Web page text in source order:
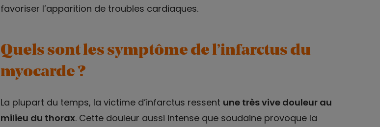
favoriser l’apparition de troubles cardiaques.
Quels sont les symptôme de l’infarctus du
myocarde ?
La plupart du temps, la victime d’infarctus ressent une très vive douleur au
milieu du thorax. Cette douleur aussi intense que soudaine provoque la